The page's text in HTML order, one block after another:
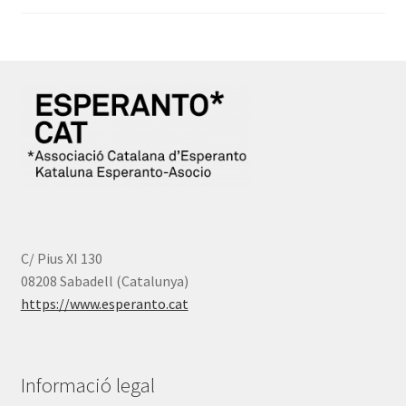
C/ Pius XI 130
08208 Sabadell (Catalunya)
https://www.esperanto.cat
Informació legal